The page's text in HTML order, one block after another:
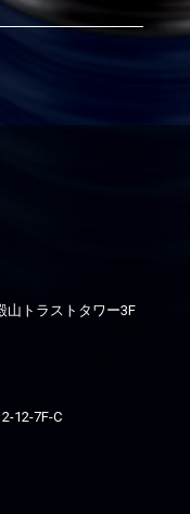
トラストタワー3F
12-7F-C